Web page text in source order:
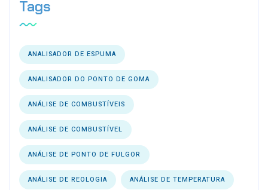
Tags
ANALISADOR DE ESPUMA
ANALISADOR DO PONTO DE GOMA
ANÁLISE DE COMBUSTÍVEIS
ANÁLISE DE COMBUSTÍVEL
ANÁLISE DE PONTO DE FULGOR
ANÁLISE DE REOLOGIA ANÁLISE DE TEMPERATURA